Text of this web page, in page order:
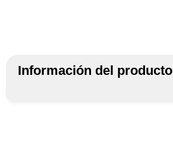
Información del producto